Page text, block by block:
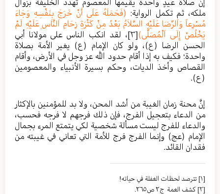
ملكه، ثم تكمل الرواية: (فَحَمَلَهُ عَلَى أَنْ خَرَجَ بِنَفْسِهِ وَجَاءَ
مُسْرِعاً وَاَلرِّضَا عَلَيْهِ السَّلاَمُ بَعْدُ مِنْ كَثْرَةِ زِحَامِ اَلنَّاسِ عَلَيْهِ لَمْ
يَخْلُصْ إِلَى اَلْمُصَلَّى)[٣]
، لقد انكب الناس على مولانا أبي
الحسن الرضا (ع)، ولو كان الإمام (ع) يغير الأمة بصلاة
واحدة؛ فكيف به إذا أقام حدود الله عز وجل في الأرض، وأقام
القصاص وأخذ الديات، وحكم بسيرة الأنبياء والمعصومين
(ع).
إنَّ محنة زمان الغيبة من أشد المحن، ولا بد للمؤمنين بالإكثار
من الدعاء بتعجيل الفرج، فإن ذلك فرجهم لا فرجه فحسب،
والدعاء للفرج ليست مسألة شخصية لكي يتمتع المرء بجمال
الإمام (عج) وإنما الفرج فرج للأمة التي تعاني في غيبته من
فقدان القائد.
[١]
تترصد لحظات الغفلة في حياته!
[٢]
كشف الغمة ج٢ ص٢٦٥.